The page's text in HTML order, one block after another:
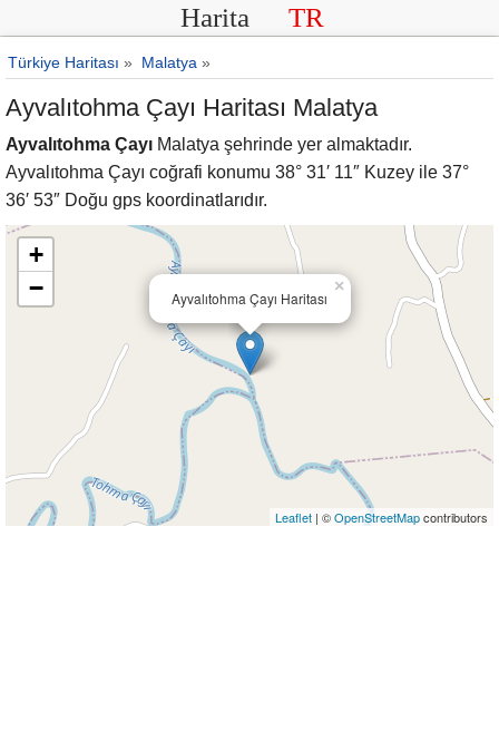
Harita TR
Türkiye Haritası » Malatya »
Ayvalıtohma Çayı Haritası Malatya
Ayvalıtohma Çayı Malatya şehrinde yer almaktadır.
Ayvalıtohma Çayı coğrafi konumu 38° 31′ 11″ Kuzey ile 37°
36′ 53″ Doğu gps koordinatlarıdır.
Ayvalıtohma Çayı Haritası
×
+
−
Leaflet | ©OpenStreetMapcontributors